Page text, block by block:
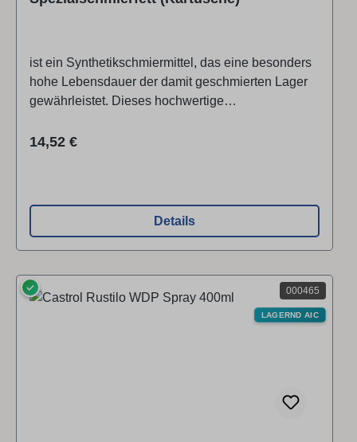
ist ein Synthetikschmiermittel, das eine besonders
hohe Lebensdauer der damit geschmierten Lager
gewährleistet. Dieses hochwertige
schmiermitteln gemischt werden! Einsatz­tempera­
Regulärer Preis:
14,52 €
Details
000465
✓
LAGERND AIC